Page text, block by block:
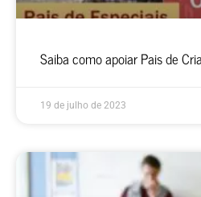
Saiba como apoiar Pais de
19 de julho de 2023